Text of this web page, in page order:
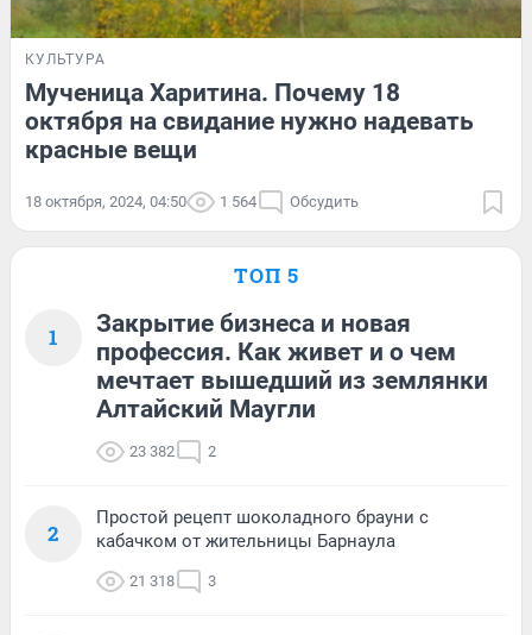
КУЛЬТУРА
Мученица Харитина. Почему 18
октября на свидание нужно надевать
красные вещи
18 октября, 2024, 04:50 1 564 Обсудить
ТОП 5
1
Закрытие бизнеса и новая
профессия. Как живет и о чем
мечтает вышедший из землянки
Алтайский Маугли
23 382 2
2
Простой рецепт шоколадного брауни с
кабачком от жительницы Барнаула
21 318 3